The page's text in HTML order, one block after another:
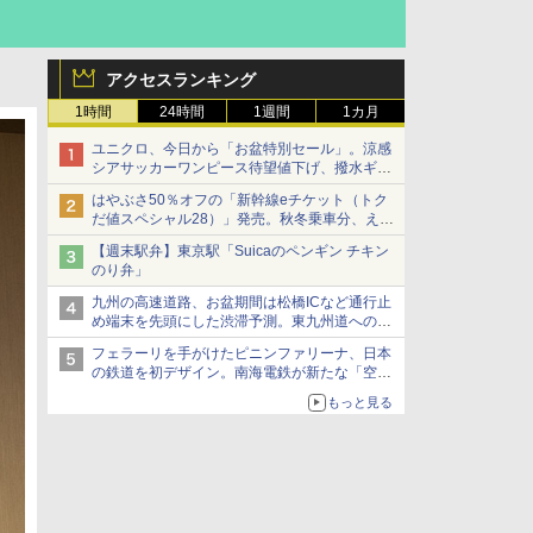
アクセスランキング
1時間 24時間 1週間 1カ月
ユニクロ、今日から「お盆特別セール」。涼感
シアサッカーワンピース待望値下げ、撥水ギア
ショーツは1990円に
はやぶさ50％オフの「新幹線eチケット（トク
だ値スペシャル28）」発売。秋冬乗車分、えき
ねっと限定
【週末駅弁】東京駅「Suicaのペンギン チキン
のり弁」
九州の高速道路、お盆期間は松橋ICなど通行止
め端末を先頭にした渋滞予測。東九州道への迂
回は料金調整を実施
フェラーリを手がけたピニンファリーナ、日本
の鉄道を初デザイン。南海電鉄が新たな「空港
もっと見る